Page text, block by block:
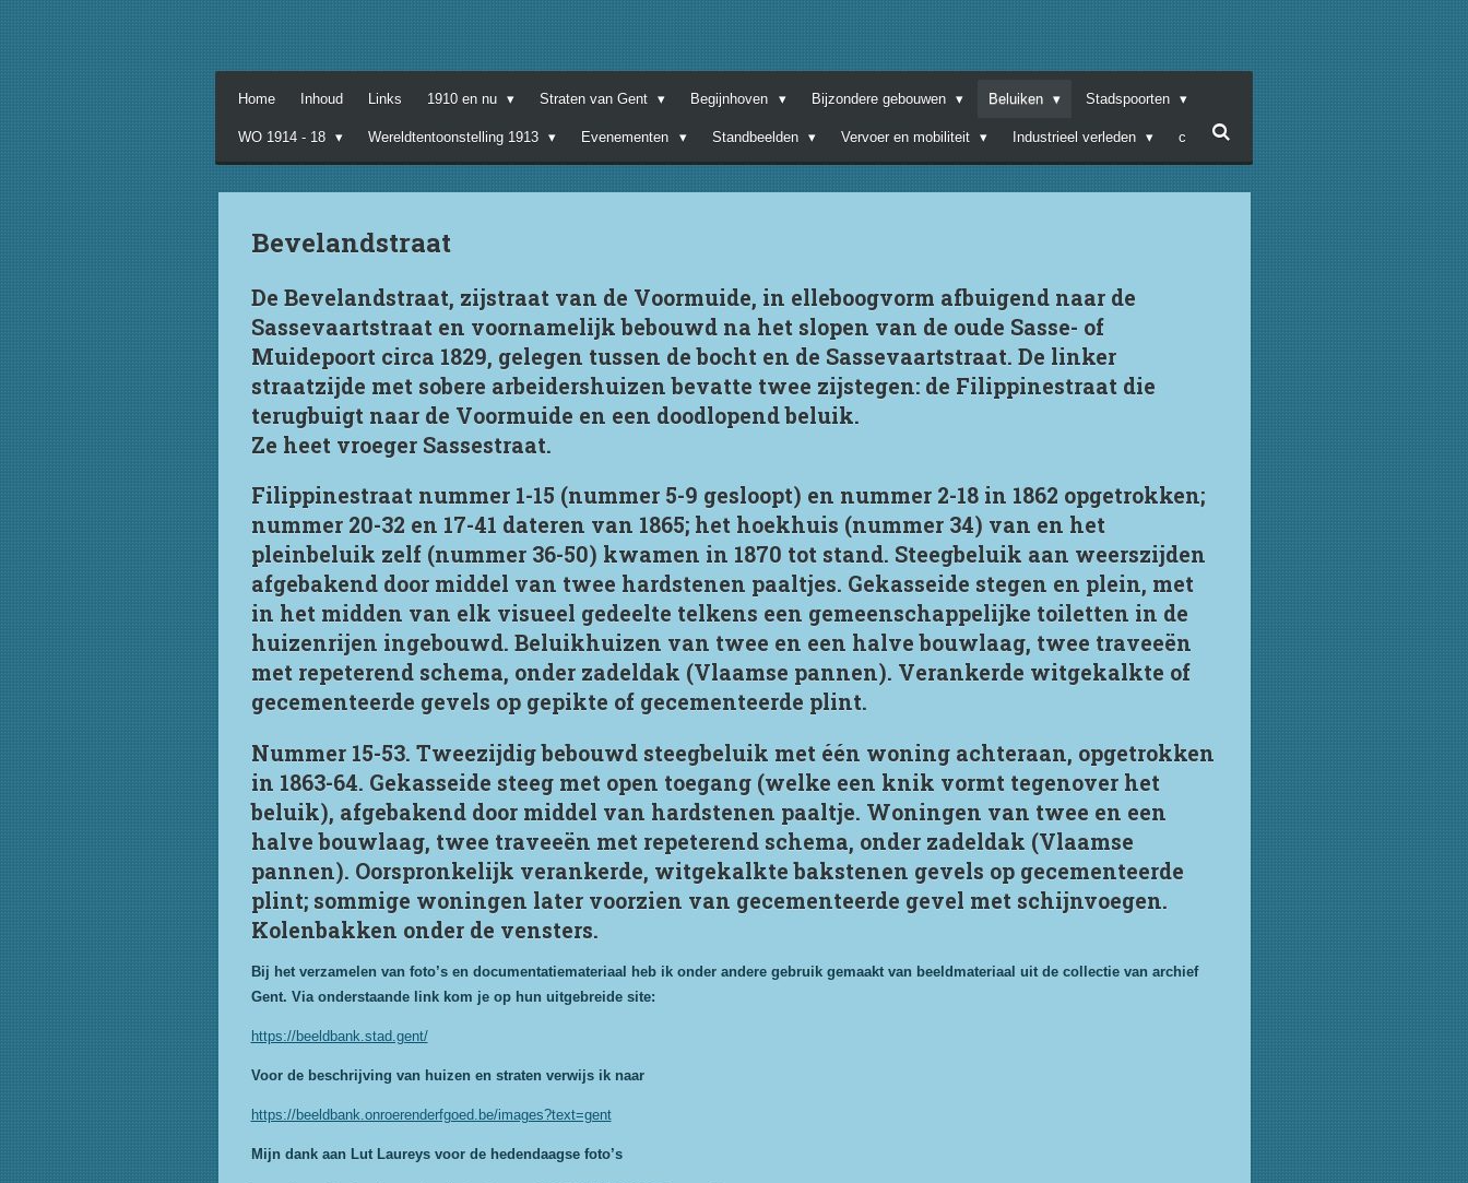
Home Inhoud Links 1910 en nu Straten van Gent Begijnhoven Bijzondere gebouwen Beluiken Stadspoorten
WO 1914 - 18 Wereldtentoonstelling 1913 Evenementen Standbeelden Vervoer en mobiliteit Industrieel verleden c
Bevelandstraat
De Bevelandstraat, zijstraat van de Voormuide, in elleboogvorm afbuigend naar de
Sassevaartstraat en voornamelijk bebouwd na het slopen van de oude Sasse- of
Muidepoort circa 1829, gelegen tussen de bocht en de Sassevaartstraat. De linker
straatzijde met sobere arbeidershuizen bevatte twee zijstegen: de Filippinestraat die
terugbuigt naar de Voormuide en een doodlopend beluik.
Ze heet vroeger Sassestraat.
Filippinestraat nummer 1-15 (nummer 5-9 gesloopt) en nummer 2-18 in 1862 opgetrokken;
nummer 20-32 en 17-41 dateren van 1865; het hoekhuis (nummer 34) van en het
pleinbeluik zelf (nummer 36-50) kwamen in 1870 tot stand. Steegbeluik aan weerszijden
afgebakend door middel van twee hardstenen paaltjes. Gekasseide stegen en plein, met
in het midden van elk visueel gedeelte telkens een gemeenschappelijke toiletten in de
huizenrijen ingebouwd. Beluikhuizen van twee en een halve bouwlaag, twee traveeën
met repeterend schema, onder zadeldak (Vlaamse pannen). Verankerde witgekalkte of
gecementeerde gevels op gepikte of gecementeerde plint.
Nummer 15-53. Tweezijdig bebouwd steegbeluik met één woning achteraan, opgetrokken
in 1863-64. Gekasseide steeg met open toegang (welke een knik vormt tegenover het
beluik), afgebakend door middel van hardstenen paaltje. Woningen van twee en een
halve bouwlaag, twee traveeën met repeterend schema, onder zadeldak (Vlaamse
pannen). Oorspronkelijk verankerde, witgekalkte bakstenen gevels op gecementeerde
plint; sommige woningen later voorzien van gecementeerde gevel met schijnvoegen.
Kolenbakken onder de vensters.
Bij het verzamelen van foto’s en documentatiemateriaal heb ik onder andere gebruik gemaakt van beeldmateriaal uit de collectie van archief
Gent. Via onderstaande link kom je op hun uitgebreide site:
https://beeldbank.stad.gent/
Voor de beschrijving van huizen en straten verwijs ik naar
https://beeldbank.onroerenderfgoed.be/images?text=gent
Mijn dank aan Lut Laureys voor de hedendaagse foto’s